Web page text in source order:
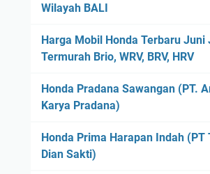
Wilayah BALI
Harga Mobil Honda Terbaru Juni
Termurah Brio, WRV, BRV, HRV
Honda Pradana Sawangan (PT.
Karya Pradana)
Honda Prima Harapan Indah (PT
Dian Sakti)